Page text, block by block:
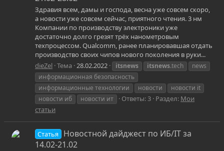
Здравия всем, дамы и господа, весна уже совсем скоро,
а новости уже совсем сейчас, приятного чтения. 3 нм
Компании по производству электроники уже
достаточно долго грезят трёх нанометровым
техпроцессом. Qualcomm, ранее планировавшая отдать
производство своих чипов нового поколения в руки...
dieZel Тема 28.02.2022 itsnews itsnews.tech
news
информационная безопасность
информационные технологии
новости
новости it
новости иб
новости ит Ответы: 3 Раздел: Мои
статьи
Статья
Новостной дайджест по ИБ/IT за
14.02-21.02